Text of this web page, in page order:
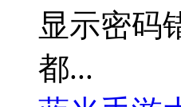
显示密码
都...